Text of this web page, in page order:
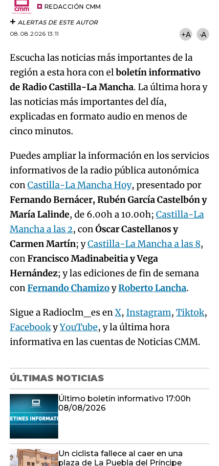
REDACCIÓN CMM
ALERTAS DE ESTE AUTOR
08.08.2026 13:11
+A -A
Escucha las noticias más importantes de la
región a esta hora con elboletín informativo
de Radio Castilla-La Mancha. La última hora y
las noticias más importantes del día,
explicadas en formato audio en menos de
cinco minutos.
Puedes ampliar la información en los servicios
informativos de la radio pública autonómica
conCastilla-La Mancha Hoy, presentado por
Fernando Bernácer, Rubén García Castelbón y
María Lalinde, de 6.00h a 10.00h; Castilla-La
Mancha a las 2, conÓscar Castellanos y
Carmen Martín; yCastilla-La Mancha a las 8,
conFrancisco Madinabeitia y Vega
Hernández; y las ediciones de fin de semana
conFernando ChamizoyRoberto Lancha.
Sigue a Radioclm_es enX, Instagram, Tiktok,
FacebookyYouTube, y la última hora
informativa en las cuentas de Noticias CMM.
ÚLTIMAS NOTICIAS
Último boletín informativo 17:00h
08/08/2026
Un ciclista fallece al caer en una
plaza de La Puebla del Príncipe